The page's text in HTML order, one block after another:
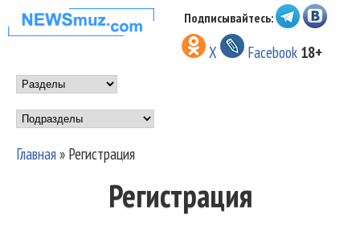
Перейти к основному
содержанию
НОВОСТИ
МУЗЫКИ И
ШОУ БИЗНЕСА
NEWSMUZ.COM
Подписывайтесь:
X Facebook 18+
Main menu
Подразделы
Главная» Регистрация
Регистрация